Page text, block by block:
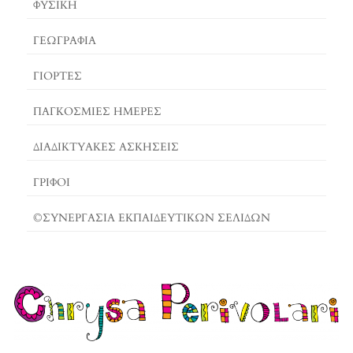
ΦΥΣΙΚΗ
ΓΕΩΓΡΑΦΊΑ
ΓΙΟΡΤΈΣ
ΠΑΓΚΟΣΜΙΕΣ ΗΜΕΡΕΣ
ΔΙΑΔΙΚΤΥΑΚΈΣ ΑΣΚΉΣΕΙΣ
ΓΡΙΦΟΙ
©ΣΥΝΕΡΓΑΣΙΑ ΕΚΠΑΙΔΕΥΤΙΚΩΝ ΣΕΛΙΔΩΝ